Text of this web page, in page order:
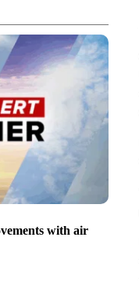
with air